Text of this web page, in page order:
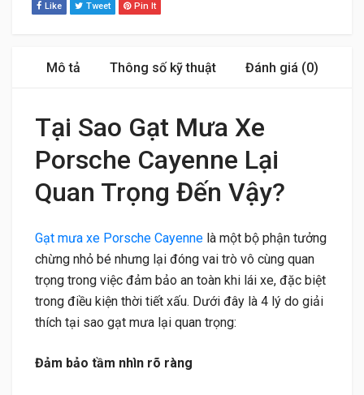
Like Tweet Pin It
Mô tả Thông số kỹ thuật Đánh giá (0)
Tại Sao Gạt Mưa Xe
Porsche Cayenne Lại
Quan Trọng Đến Vậy?
Gạt mưa xe Porsche Cayenne là một bộ phận tưởng
chừng nhỏ bé nhưng lại đóng vai trò vô cùng quan
trọng trong việc đảm bảo an toàn khi lái xe, đặc biệt
trong điều kiện thời tiết xấu. Dưới đây là 4 lý do giải
thích tại sao gạt mưa lại quan trọng:
Đảm bảo tầm nhìn rõ ràng